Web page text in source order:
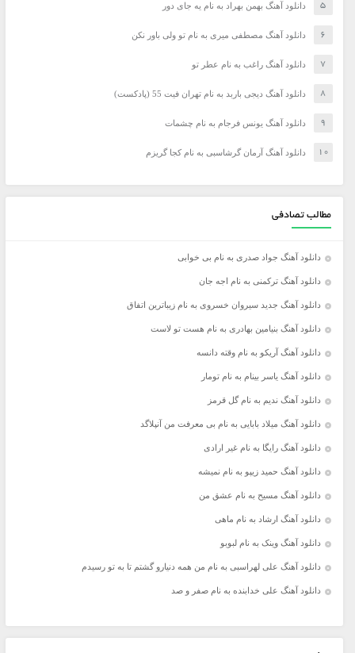
دانلود آهنگ بهمن بهراد به نام یه جای دور
دانلود آهنگ مصطفی میری به نام تو ولی باور نکن
دانلود آهنگ راغب به نام عطر تو
دانلود آهنگ دیجی باربد به نام تهران فیت 55 (پادکست)
دانلود آهنگ یونس فرجام به نام چشمات
دانلود آهنگ آرمان گرشاسبی به نام کجا گریزم
مطالب تصادفی
دانلود آهنگ جواد صدری به نام بی خوابی
دانلود آهنگ ترکمنی به نام اجه جان
دانلود آهنگ جدید سیروان خسروی به نام زیباترین اتفاق
دانلود آهنگ بنیامین بهادری به نام هست تو لاست
دانلود آهنگ آریکو به نام وقته دانسه
دانلود آهنگ یاسر بینام به نام تومار
دانلود آهنگ ندیم به نام گل قرمز
دانلود آهنگ میلاد بابایی به نام بی معرفت من آنپلاگد
دانلود آهنگ رایگا به نام غیر ارادی
دانلود آهنگ حمید زیپو به نام نمیشه
دانلود آهنگ مسیح به نام عشق من
دانلود آهنگ ارشاد به نام ماهی
دانلود آهنگ وینک به نام لبوبو
دانلود آهنگ علی لهراسبی به نام من همه دنیارو گشتم تا به تو‌ رسیدم
دانلود آهنگ علی خدابنده به نام صفر و صد